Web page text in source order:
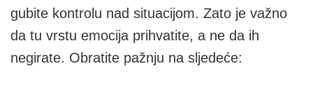
gubite kontrolu nad situacijom. Zato je važno
da tu vrstu emocija prihvatite, a ne da ih
negirate. Obratite pažnju na sljedeće: